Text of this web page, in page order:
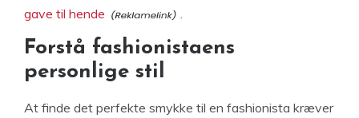
gave til hende
Forstå fashionistaens
personlige stil
At finde det perfekte smykke til en fashionista kræver